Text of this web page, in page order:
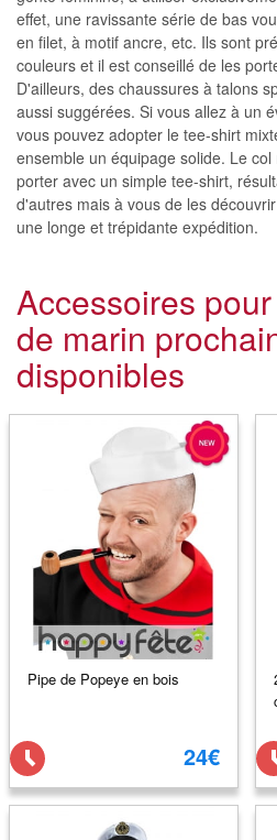
effet, une ravissante série de bas
en filet, à motif ancre, etc. Ils sont
couleurs et il est conseillé de les
D'ailleurs, des chaussures à talons
aussi suggérées. Si vous allez à un
vous pouvez adopter le tee-shirt
ensemble un équipage solide. Le
porter avec un simple tee-shirt,
d'autres mais à vous de les
une longe et trépidante expédition.
Accessoires
de marin
disponibles
Pipe de Popeye en bois
24€